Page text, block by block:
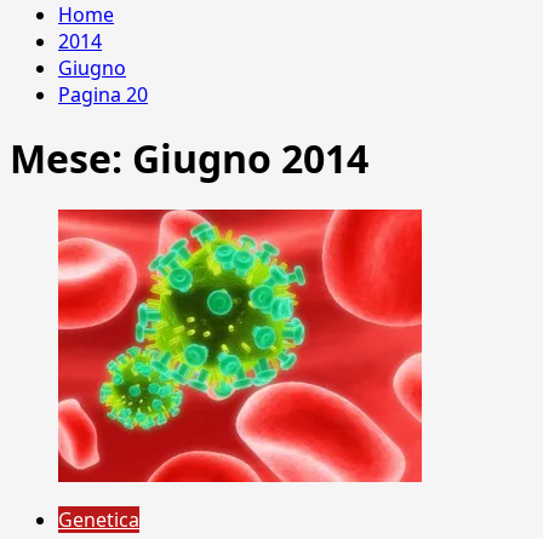
Home
2014
Giugno
Pagina 20
Mese: Giugno 2014
Genetica